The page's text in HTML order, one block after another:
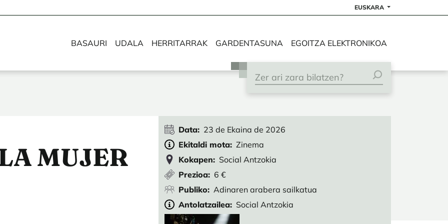
EUSKARA
BASAURI UDALA HERRITARRAK GARDENTASUNA EGOITZA ELEKTRONIKOA
MUJER
Data
23 de Ekaina de 2026
Ekitaldi mota Zinema
Kokapen
Social Antzokia
Prezioa
6 €
Publiko
Adinaren arabera sailkatua
Antolatzailea
Social Antzokia